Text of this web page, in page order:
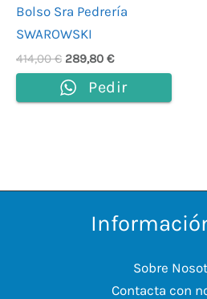
Bolso Sra Pedrería
SWAROWSKI
414,00€ 289,80 €
Pedir
Sobre
Contacta con